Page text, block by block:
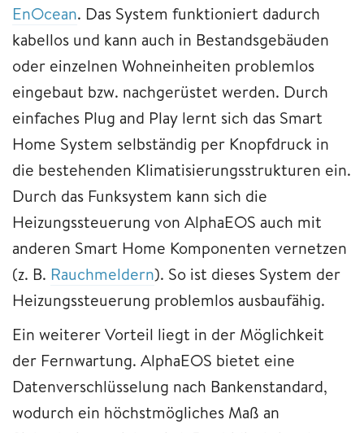
EnOcean. Das System funktioniert dadurch
kabellos und kann auch in Bestandsgebäuden
oder einzelnen Wohneinheiten problemlos
eingebaut bzw. nachgerüstet werden. Durch
einfaches Plug and Play lernt sich das Smart
Home System selbständig per Knopfdruck in
die bestehenden Klimatisierungsstrukturen ein.
Durch das Funksystem kann sich die
Heizungssteuerung von AlphaEOS auch mit
anderen Smart Home Komponenten vernetzen
(z. B. Rauchmeldern). So ist dieses System der
Heizungssteuerung problemlos ausbaufähig.
Ein weiterer Vorteil liegt in der Möglichkeit
der Fernwartung. AlphaEOS bietet eine
Datenverschlüsselung nach Bankenstandard,
wodurch ein höchstmögliches Maß an